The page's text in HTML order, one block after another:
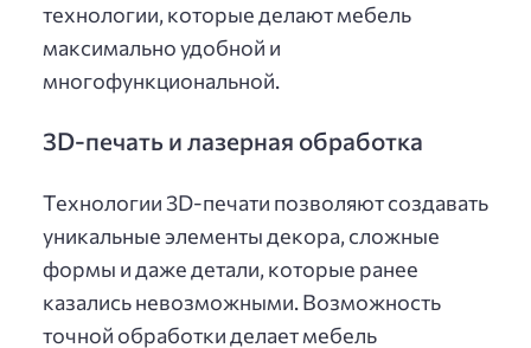
технологии, которые делают мебель
максимально удобной и
многофункциональной.
3D-печать и лазерная обработка
Технологии 3D-печати позволяют создавать
уникальные элементы декора, сложные
формы и даже детали, которые ранее
казались невозможными. Возможность
точной обработки делает мебель